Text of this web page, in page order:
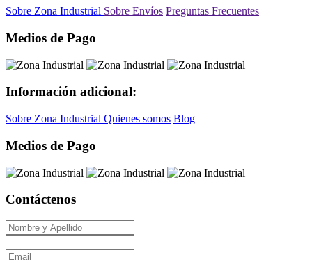
Sobre Zona Industrial Sobre Envíos Preguntas Frecuentes
Medios de Pago
Información adicional:
Sobre Zona Industrial Quienes somos Blog
Medios de Pago
Contáctenos